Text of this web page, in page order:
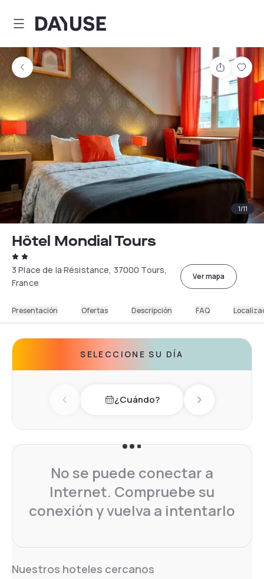
Dayuse
1/11
Hôtel Mondial Tours
3 Place de la Résistance, 37000 Tours,
France
Ver mapa
Presentación Ofertas Descripción FAQ
SELECCIONE SU DÍA
Previous day¿Cuándo? Next day
No se puede conectar a
Internet. Compruebe su
conexión y vuelva a intentarlo
Nuestros hoteles cercanos